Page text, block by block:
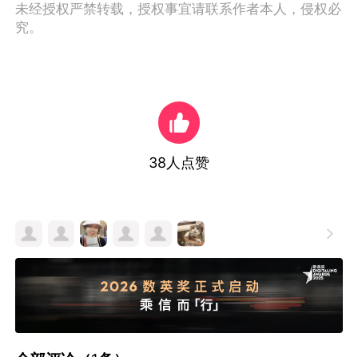
未经授权严禁转载，授权事宜请联系作者本人，侵权必
究。
38 人点赞
